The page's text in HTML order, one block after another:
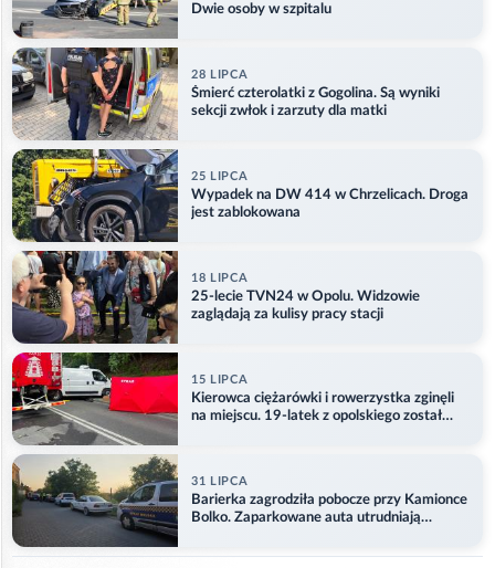
Dwie osoby w szpitalu
28 LIPCA
Śmierć czterolatki z Gogolina. Są wyniki
sekcji zwłok i zarzuty dla matki
25 LIPCA
Wypadek na DW 414 w Chrzelicach. Droga
jest zablokowana
18 LIPCA
25-lecie TVN24 w Opolu. Widzowie
zaglądają za kulisy pracy stacji
15 LIPCA
Kierowca ciężarówki i rowerzystka zginęli
na miejscu. 19-latek z opolskiego został
31 LIPCA
Barierka zagrodziła pobocze przy Kamionce
Bolko. Zaparkowane auta utrudniają